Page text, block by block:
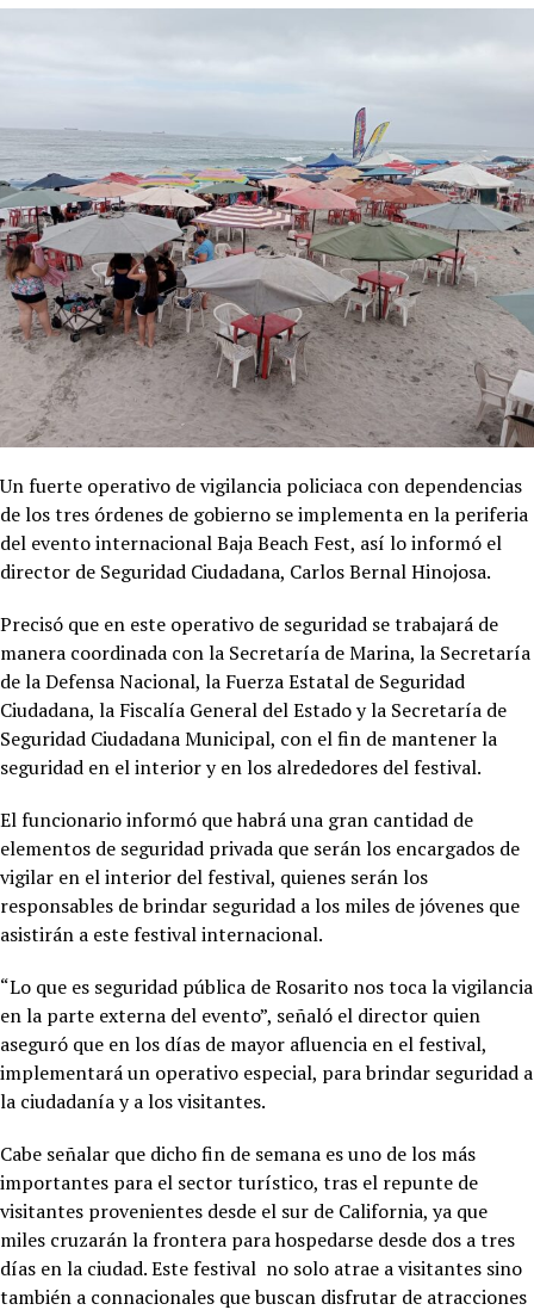
Un fuerte operativo de vigilancia policiaca con dependencias
de los tres órdenes de gobierno se implementa en la periferia
del evento internacional Baja Beach Fest, así lo informó el
director de Seguridad Ciudadana, Carlos Bernal Hinojosa.
Precisó que en este operativo de seguridad se trabajará de
manera coordinada con la Secretaría de Marina, la Secretaría
de la Defensa Nacional, la Fuerza Estatal de Seguridad
Ciudadana, la Fiscalía General del Estado y la Secretaría de
Seguridad Ciudadana Municipal, con el fin de mantener la
seguridad en el interior y en los alrededores del festival.
El funcionario informó que habrá una gran cantidad de
elementos de seguridad privada que serán los encargados de
vigilar en el interior del festival, quienes serán los
responsables de brindar seguridad a los miles de jóvenes que
asistirán a este festival internacional.
“Lo que es seguridad pública de Rosarito nos toca la vigilancia
en la parte externa del evento”, señaló el director quien
aseguró que en los días de mayor afluencia en el festival,
implementará un operativo especial, para brindar seguridad a
la ciudadanía y a los visitantes.
Cabe señalar que dicho fin de semana es uno de los más
importantes para el sector turístico, tras el repunte de
visitantes provenientes desde el sur de California, ya que
miles cruzarán la frontera para hospedarse desde dos a tres
días en la ciudad. Este festival no solo atrae a visitantes sino
también a connacionales que buscan disfrutar de atracciones